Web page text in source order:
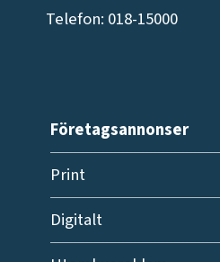
Telefon: 018-15000
Företagsannonser
Print
Digitalt